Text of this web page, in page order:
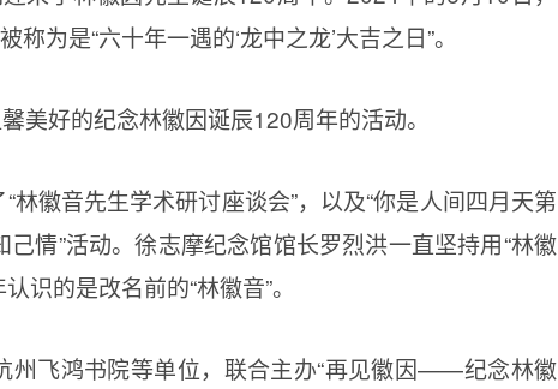
为是“六十年一遇的‘龙中之龙’大吉之日”。
美好的纪念林徽因诞辰120周年的活动。
徽音先生学术研讨座谈会”，以及“你是人间四月天第
情”活动。徐志摩纪念馆馆长罗烈洪一直坚持用“林徽
识的是改名前的“林徽音”。
州飞鸿书院等单位，联合主办“再见徽因——纪念林徽